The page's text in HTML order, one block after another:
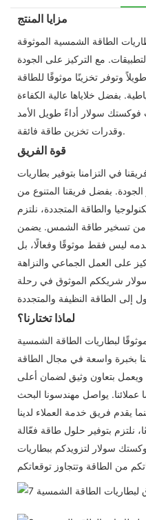
مزايا المنتج
الطاقة الشمسية الموثوقة
مع التركيز على الجودة
وتوفر تخزينًا موثوقًا للطاقة
بفضل خلاياها عالية الكفاءة
فوكستك سولار أداءً طويل الأمد
وقدرات تخزين طاقة فائقة.
قوة الفريق
في التزامنا بتوفير بطاريات
بفضل فريقنا المتنوع من
والطاقة المتجددة، نلتزم
من تسخير طاقة الشمس. يضمن
ليس فقط موثوقًا وفعالًا، بل
على العمل الجماعي والنزاهة
شريككم الموثوق في رحلة
لماذا تختارنا؟
لبطاريات الطاقة الشمسية
بخبرة واسعة في مجال الطاقة
ويعمل بتعاون وثيق لضمان أعلى
عملائنا. يواصل مهندسونا البحث
يقدم فريق خدمة العملاء لدينا
نلتزم بتوفير حلول طاقة فعّالة
سولار لتزويدكم ببطاريات